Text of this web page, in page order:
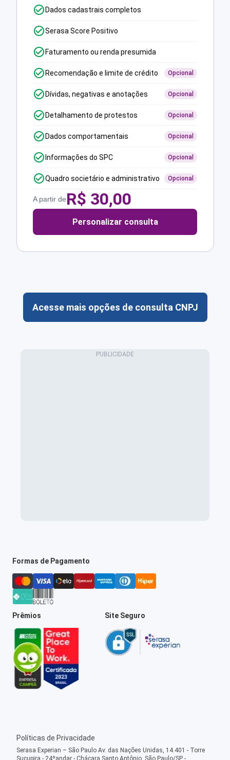
Dados cadastrais completos
Serasa Score Positivo
Faturamento ou renda presumida
Recomendação e limite de crédito Opcional
Dívidas, negativas e anotações Opcional
Detalhamento de protestos Opcional
Dados comportamentais Opcional
Informações do SPC Opcional
Quadro societário e administrativo Opcional
A partir deR$ 30,00
Personalizar consulta
Acesse mais opções de consulta CNPJ
Formas de Pagamento
Prêmios Site Seguro
Políticas de Privacidade
Serasa Experian – São Paulo Av. das Nações Unidas, 14.401 - Torre
Sucupira - 24ºandar - Chácara Santo Antônio, São Paulo/SP -